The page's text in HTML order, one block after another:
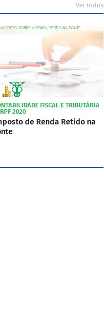
Ver todos
FISCAL E TRIBUTÁRIA
2020
de Renda Retido na